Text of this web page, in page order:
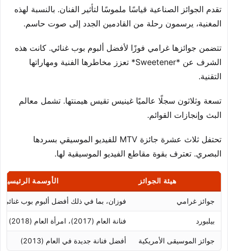
تقدم الجوائز الصناعية قياسًا ملموسًا لتأثير الفنان. بالنسبة لهذه
المغنية، يرسمون رحلة من القادمين الجدد إلى صوت حاسم.
تتضمن جوائزها غرامي فوزًا لأفضل ألبوم بوب غنائي. كانت هذه
الشرف عن *Sweetener* تعزز مخاطرها الفنية ومهاراتها
التقنية.
تسعة وثلاثون سجلًا عالميًا غينيس تقيس هيمنتها. تشمل معالم
البث وإنجازات القوائم.
تحتفل ثلاث عشرة جائزة MTV للفيديو الموسيقي بسردها
البصري. تعترف بقوة مقاطع الفيديو الموسيقية لها.
هيئة الجوائز الأوسمة الرئيسية
جوائز غرامي فوزان، بما في ذلك أفضل ألبوم بوب غنائي
بيلبورد فنانة العام (2017)، امرأة العام (2018)
جوائز الموسيقى الأمريكية أفضل فنانة جديدة في العام (2013)